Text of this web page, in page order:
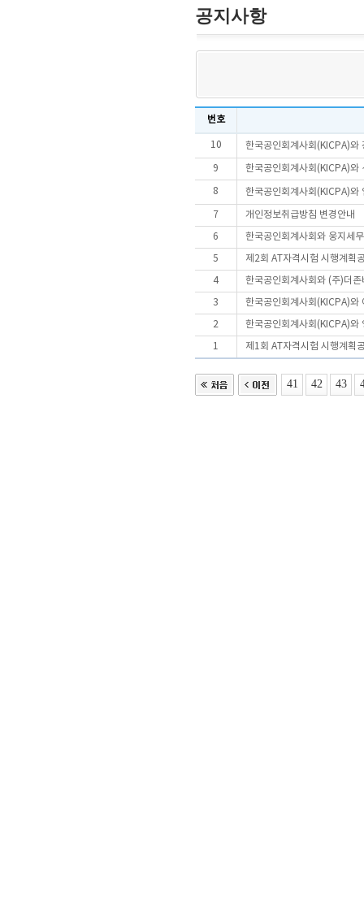
공지사항
번호
10 한국공인회계사회(KICPA)와
9 한국공인회계사회(KICPA)와
8 한국공인회계사회(KICPA)와
7 개인정보취급방침 변경안내
6 한국공인회계사회와 웅지세
5 제2회 AT자격시험 시행계획
4 한국공인회계사회와 (주)더
3 한국공인회계사회(KICPA)와
2 한국공인회계사회(KICPA)와
1 제1회 AT자격시험 시행계획
41 42 43